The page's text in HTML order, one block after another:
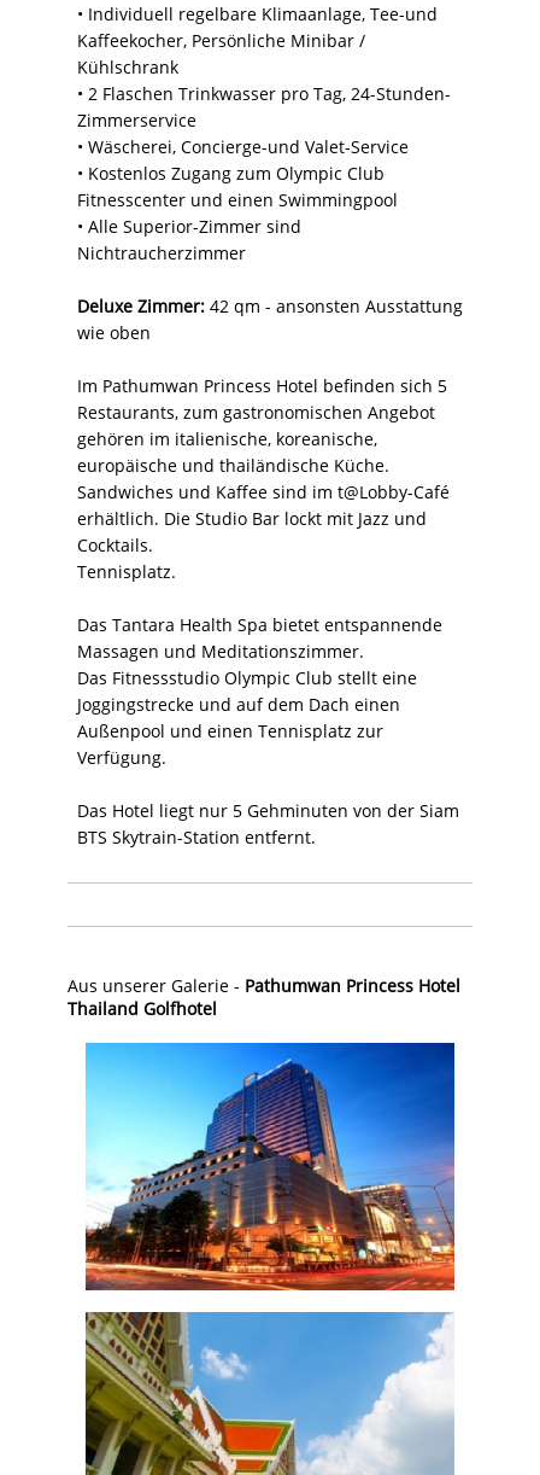
• Individuell regelbare Klimaanlage, Tee-und
Kaffeekocher, Persönliche Minibar /
Kühlschrank
• 2 Flaschen Trinkwasser pro Tag, 24-Stunden-
Zimmerservice
• Wäscherei, Concierge-und Valet-Service
• Kostenlos Zugang zum Olympic Club
Fitnesscenter und einen Swimmingpool
• Alle Superior-Zimmer sind
Nichtraucherzimmer
Deluxe Zimmer: 42 qm - ansonsten Ausstattung
wie oben
Im Pathumwan Princess Hotel befinden sich 5
Restaurants, zum gastronomischen Angebot
gehören im italienische, koreanische,
europäische und thailändische Küche.
Sandwiches und Kaffee sind im t@Lobby-Café
erhältlich. Die Studio Bar lockt mit Jazz und
Cocktails.
Tennisplatz.
Das Tantara Health Spa bietet entspannende
Massagen und Meditationszimmer.
Das Fitnessstudio Olympic Club stellt eine
Joggingstrecke und auf dem Dach einen
Außenpool und einen Tennisplatz zur
Verfügung.
Das Hotel liegt nur 5 Gehminuten von der Siam
BTS Skytrain-Station entfernt.
Aus unserer Galerie - Pathumwan Princess Hotel
Thailand Golfhotel